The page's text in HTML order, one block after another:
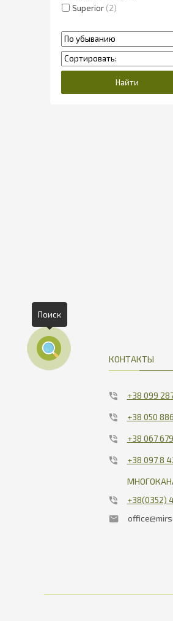
Superior 2
КОНТАКТЫ
+38 099
+38 050
+38 067
+38 097 8
+38(0352)
Поиск